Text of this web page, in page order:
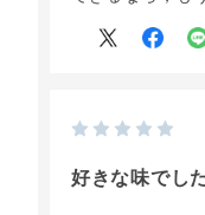
好きな味でし